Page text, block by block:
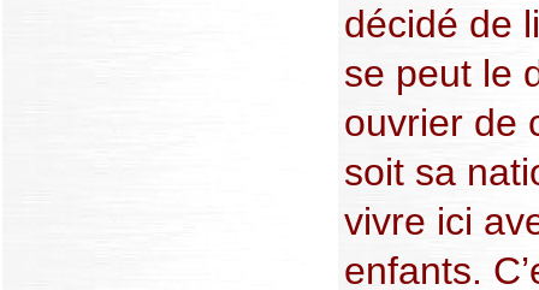
décidé de
se peut le
ouvrier de
soit sa
vivre ici
enfants.